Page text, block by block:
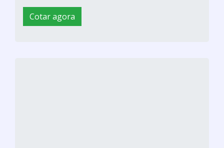
Cotar agora